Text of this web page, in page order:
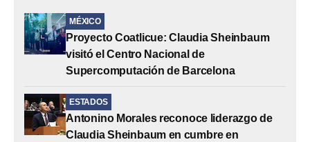
MÉXICO
Proyecto Coatlicue: Claudia Sheinbaum
visitó el Centro Nacional de
Supercomputación de Barcelona
ESTADOS
Antonino Morales reconoce liderazgo de
Claudia Sheinbaum en cumbre en